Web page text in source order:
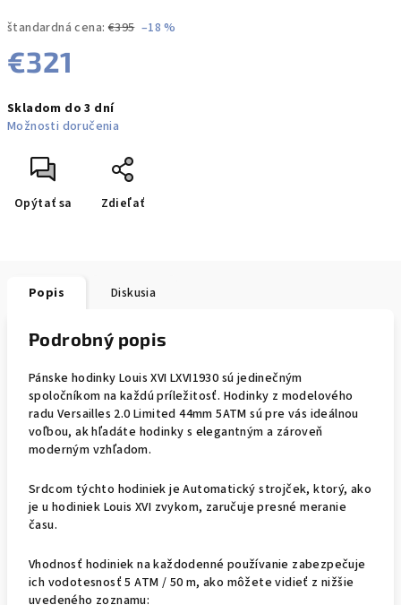
štandardná cena: €395 –18 %
€321
cena:
Skladom do 3 dní
Možnosti doručenia
Opýtať sa Zdieľať
Popis Diskusia
Podrobný popis
Pánske hodinky Louis XVI LXVI1930 sú jedinečným
spoločníkom na každú príležitosť. Hodinky z modelového
radu Versailles 2.0 Limited 44mm 5ATM sú pre vás ideálnou
voľbou, ak hľadáte hodinky s elegantným a zároveň
moderným vzhľadom.
Srdcom týchto hodiniek je Automatický strojček, ktorý, ako
je u hodiniek Louis XVI zvykom, zaručuje presné meranie
času.
Vhodnosť hodiniek na každodenné používanie zabezpečuje
ich vodotesnosť 5 ATM / 50 m, ako môžete vidieť z nižšie
uvedeného zoznamu: